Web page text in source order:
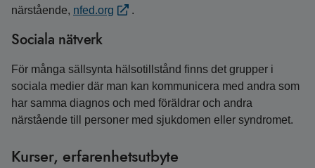
närstående, nfed.org .
Sociala nätverk
För många sällsynta hälsotillstånd finns det grupper i
sociala medier där man kan kommunicera med andra som
har samma diagnos och med föräldrar och andra
närstående till personer med sjukdomen eller syndromet.
Kurser, erfarenhetsutbyte